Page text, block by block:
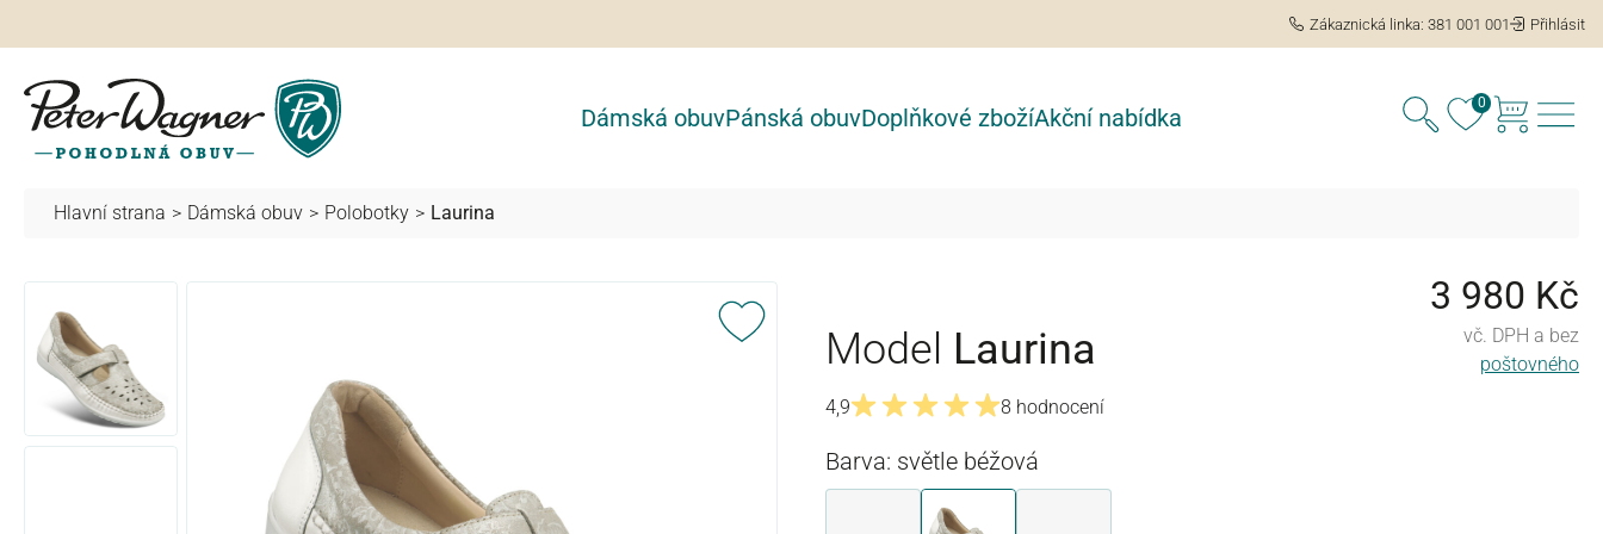
Zákaznická linka: 381 001 001 Přihlásit
Dámská obuvPánská obuvDoplňkové zbožíAkční nabídka
0
Hlavní strana > Dámská obuv > Polobotky > Laurina
Model Laurina
4,9
8 hodnocení
3 980 Kč
vč. DPH a bez
poštovného
Barva: světle béžová